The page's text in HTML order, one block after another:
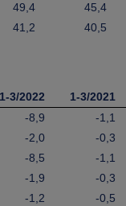
49,4
45,4
41,2 40,5
1-3/2022
1-3/2021
-8,9
-1,1
-2,0
-0,3
-8,5
-1,1
-1,9
-0,3
-1,2 -0,5